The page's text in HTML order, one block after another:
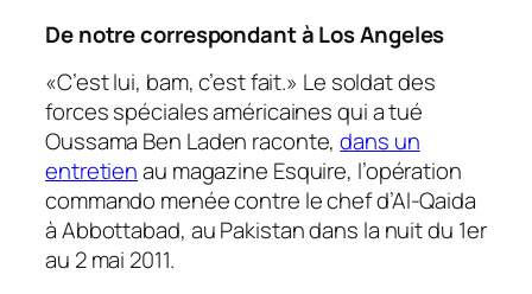
De notre correspondant à Los Angeles
«C’est lui, bam, c’est fait.» Le soldat des
forces spéciales américaines qui a tué
Oussama Ben Laden raconte,dans un
entretienau magazine Esquire, l’opération
commando menée contre le chef d’Al-Qaida
à Abbottabad, au Pakistan dans la nuit du 1er
au 2 mai 2011.